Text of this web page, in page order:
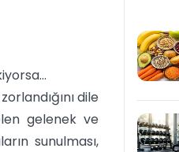
dile
gelenek ve
sunulması,